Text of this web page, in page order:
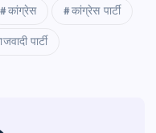
कांग्रेस कांग्रेस पार्टी
पार्टी